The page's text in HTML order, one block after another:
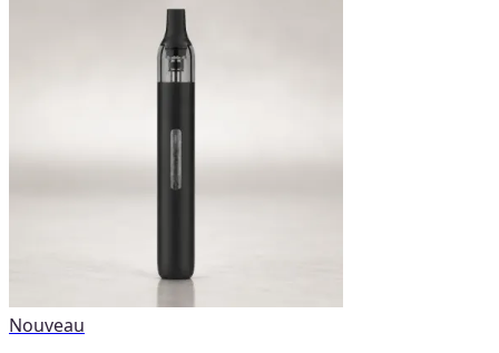
Nouveau